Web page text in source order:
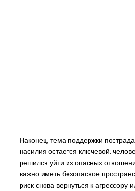
Наконец, тема поддержки
насилия остается ключевой:
решился уйти из опасных
важно иметь безопасное
риск снова вернуться к агрессору